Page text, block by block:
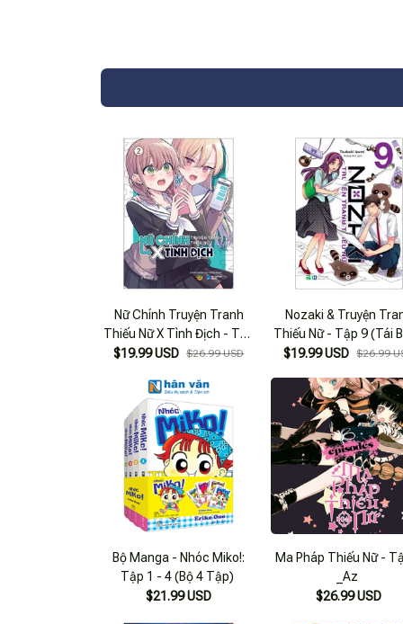
Nữ Chính Truyện Tranh
Thiếu Nữ X Tình Địch - Tập
2
$19.99 USD $26.99 USD
Nozaki & Truyện
Thiếu Nữ - Tập 9 (Tái
$19.99 USD
$26.99
Bộ Manga - Nhóc Miko!:
Tập 1 - 4 (Bộ 4 Tập)
$21.99 USD
Ma Pháp Thiếu Nữ -
_Az
$26.99 USD